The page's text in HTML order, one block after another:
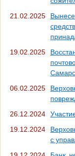
21.02.2025
19.02.2025
06.02.2025
26.12.2024
19.12.2024
с